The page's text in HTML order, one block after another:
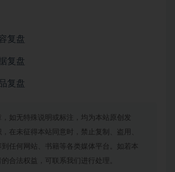
复盘
复盘
复盘
如无特殊说明或标注，均为本站原创发
在未征得本站同意时，禁止复制、盗用、
任何网站、书籍等各类媒体平台。如若本
合法权益，可联系我们进行处理。